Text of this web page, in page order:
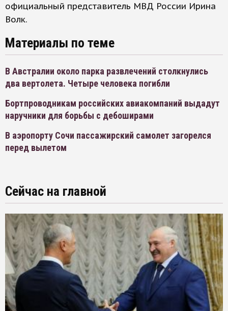
официальный представитель МВД России Ирина
Волк.
Материалы по теме
В Австралии около парка развлечений столкнулись
два вертолета. Четыре человека погибли
Бортпроводникам российских авиакомпаний выдадут
наручники для борьбы с дебоширами
В аэропорту Сочи пассажирский самолет загорелся
перед вылетом
Сейчас на главной